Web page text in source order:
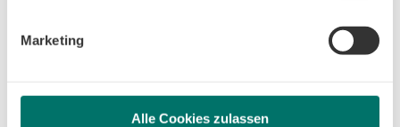
beschränken wir den Einsatz der Cookies auf das notwendige
Minimum, um die Seite betreiben zu können.
Marketing
Alle Cookies zulassen
swb Vertrieb Bremen GmbH